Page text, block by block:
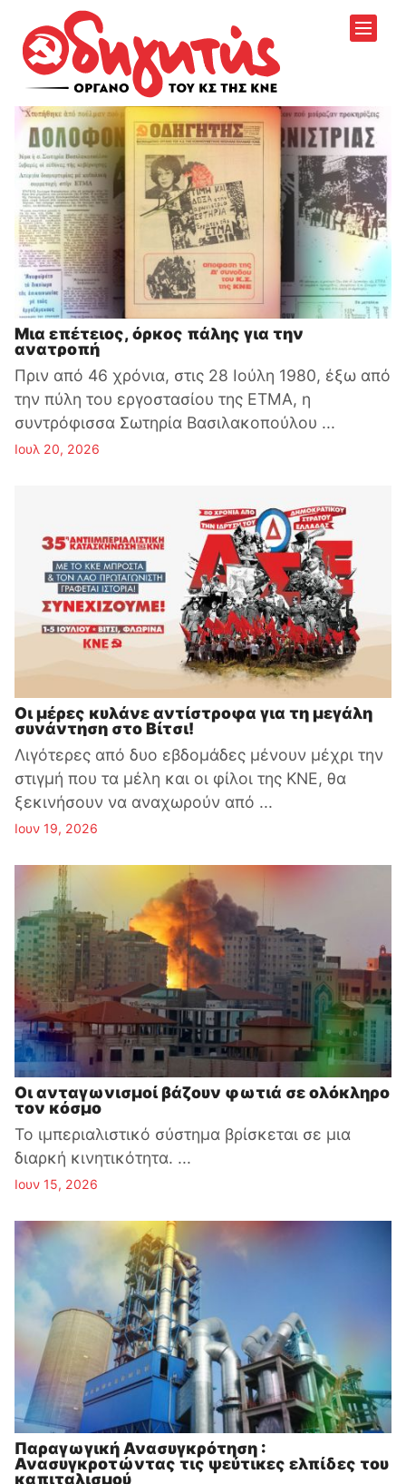
Μια επέτειος, όρκος πάλης για την
ανατροπή
Πριν από 46 χρόνια, στις 28 Ιούλη 1980, έξω από
την πύλη του εργοστασίου της ΕΤΜΑ, η
συντρόφισσα Σωτηρία Βασιλακοπούλου ...
Ιουλ 20, 2026
Οι μέρες κυλάνε αντίστροφα για τη μεγάλη
συνάντηση στο Βίτσι!
Λιγότερες από δυο εβδομάδες μένουν μέχρι την
στιγμή που τα μέλη και οι φίλοι της ΚΝΕ, θα
ξεκινήσουν να αναχωρούν από ...
Ιουν 19, 2026
Οι ανταγωνισμοί βάζουν φωτιά σε ολόκληρο
τον κόσμο
Το ιμπεριαλιστικό σύστημα βρίσκεται σε μια
διαρκή κινητικότητα. ...
Ιουν 15, 2026
Παραγωγική Ανασυγκρότηση :
Ανασυγκροτώντας τις ψεύτικες ελπίδες του
καπιταλισμού